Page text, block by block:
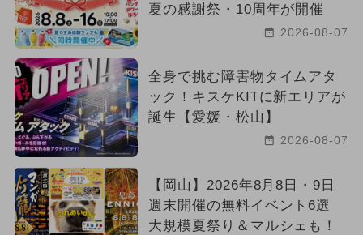
夏の感謝祭・10周年が開催
2026-08-07
全身で挑む障害物タイムアタ
ック！キスケKITに新エリアが
誕生【愛媛・松山】
2026-08-07
【岡山】2026年8月8日・9日
週末開催の無料イベント6選
大規模夏祭り＆マルシェも！